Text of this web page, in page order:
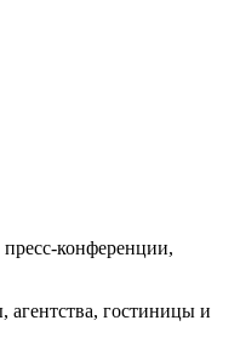
конференции,
гостиницы и